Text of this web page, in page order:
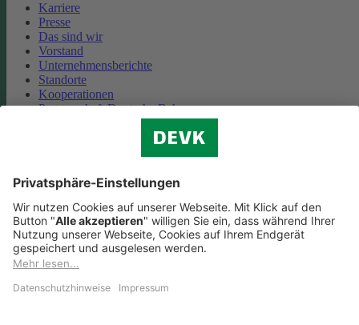
Karriere
Presse
Das sind wir
Vorstand
Unternehmensberichte
Standorte
Kooperationen
Partnerschaft Deutsche Bahn
Cookie-Einstellungen
Datenschutz
Impressum
Streitbeilegung
Nutzungshinweise